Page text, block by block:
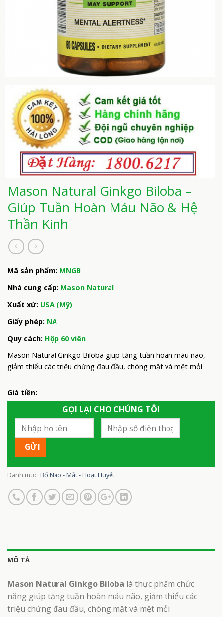
Mason Natural Ginkgo Biloba –
Giúp Tuần Hoàn Máu Não & Hệ
Thần Kinh
Mã sản phẩm: MNGB
Nhà cung cấp: Mason Natural
Xuất xứ: USA (Mỹ)
Giấy phép: NA
Quy cách: Hộp 60 viên
Mason Natural Ginkgo Biloba giúp tăng tuần hoàn máu não,
giảm thiểu các triệu chứng đau đầu, chóng mặt và mệt mỏi
Giá tiền:
GỌI LẠI CHO CHÚNG TÔI
Danh mục: Bổ Não - Mắt - Hoạt Huyết
MÔ TẢ
Mason Natural Ginkgo Biloba là thực phẩm chức
năng giúp tăng tuần hoàn máu não, giảm thiểu các
triệu chứng đau đầu, chóng mặt và mệt mỏi